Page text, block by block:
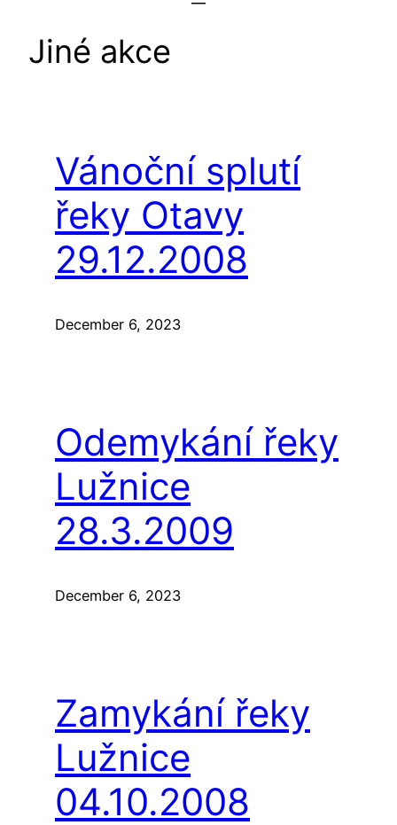
Jiné akce
Vánoční splutí
řeky Otavy
29.12.2008
December 6, 2023
Odemykání řeky
Lužnice
28.3.2009
December 6, 2023
Zamykání řeky
Lužnice
04.10.2008